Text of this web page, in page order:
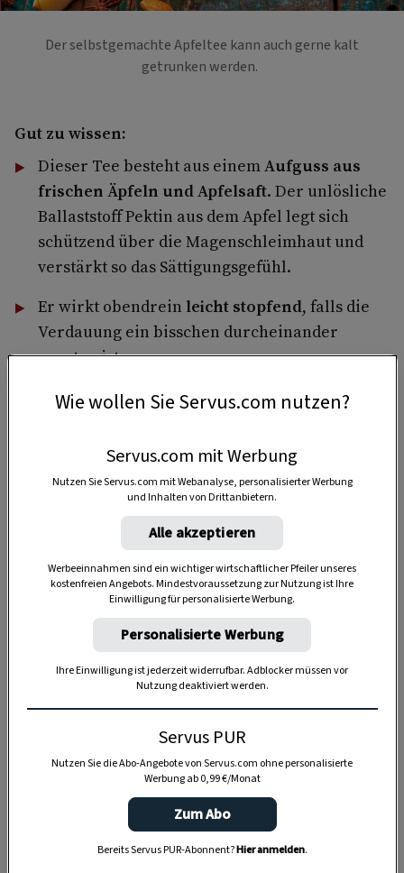
Der selbstgemachte Apfeltee kann auch gerne kalt
getrunken werden.
Gut zu wissen:
Dieser Tee besteht aus einemAufguss aus
frischen Äpfeln und Apfelsaft. Der unlösliche
Ballaststoff Pektin aus dem Apfel legt sich
schützend über die Magenschleimhaut und
verstärkt so das Sättigungsgefühl.
Er wirkt obendrein leicht stopfend, falls die
Verdauung ein bisschen durcheinander
geraten ist.
10 Minuten
20 Minuten
Wie wollen Sie Servus.com nutzen?
Servus.com mit Werbung
Nutzen Sie Servus.com mit Webanalyse, personalisierter Werbung
und Inhalten von Drittanbietern.
Alle akzeptieren
Werbeeinnahmen sind ein wichtiger wirtschaftlicher Pfeiler unseres
kostenfreien Angebots. Mindestvoraussetzung zur Nutzung ist Ihre
Einwilligung für personalisierte Werbung.
Personalisierte Werbung
Ihre Einwilligung ist jederzeit widerrufbar. Adblocker müssen vor
Nutzung deaktiviert werden.
Servus PUR
Nutzen Sie die Abo-Angebote von Servus.com ohne personalisierte
Werbung ab 0,99 €/Monat
Zum Abo
Bereits Servus PUR-Abonnent?Hier anmelden.